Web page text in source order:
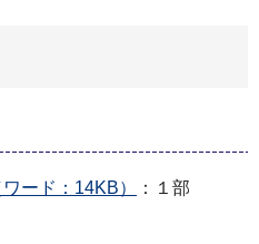
ード：14KB） ：１部